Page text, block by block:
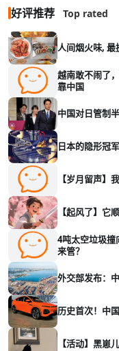
好评推荐 Top rated
人
越南敢不闹了
靠中国
中国对日管制
日本的隐形冠
【岁月留声】
【起风了】它
4吨太空垃圾
来管？
外交部发布：
历史首次！中
【活动】黑崽